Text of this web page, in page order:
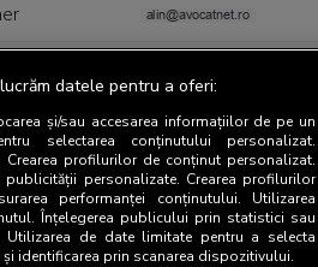
datele pentru a oferi:
și/sau accesarea informațiilor de pe un
selectarea conținutului personalizat.
Crearea profilurilor de conținut personalizat.
personalizate. Crearea profilurilor
performanței conținutului. Utilizarea
Înțelegerea publicului prin statistici sau
de date limitate pentru a selecta
identificarea prin scanarea dispozitivului.